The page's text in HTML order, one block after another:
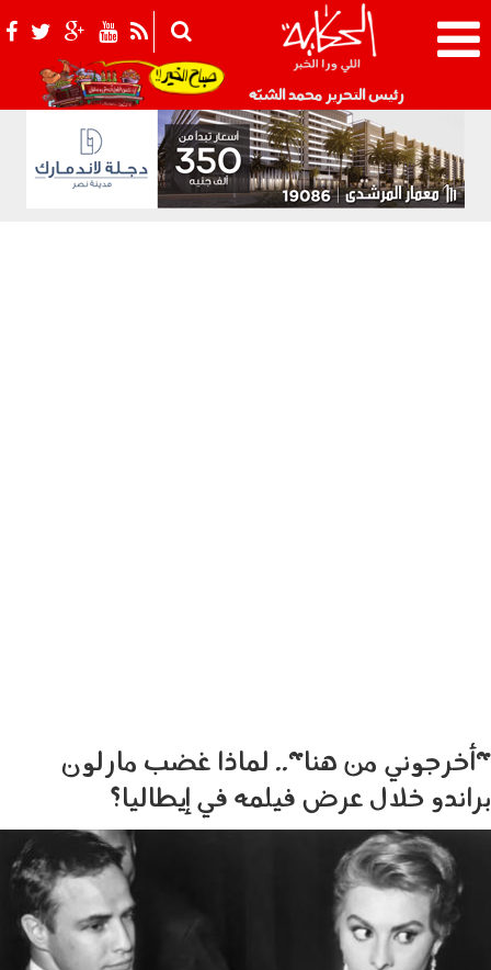
رئيس التحرير محمد الشبّه 021_2.png
"أخرجوني من هنا".. لماذا غضب مارلون
براندو خلال عرض فيلمه في إيطاليا؟
0701_006.jpg